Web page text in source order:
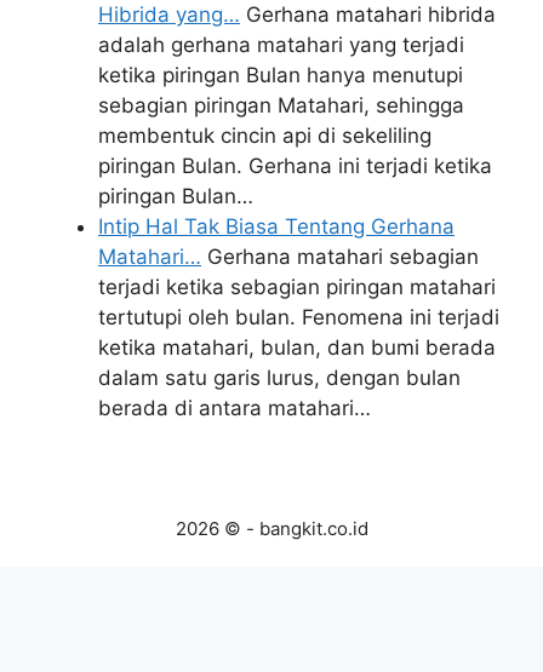
Hibrida yang… Gerhana matahari hibrida
adalah gerhana matahari yang terjadi
ketika piringan Bulan hanya menutupi
sebagian piringan Matahari, sehingga
membentuk cincin api di sekeliling
piringan Bulan. Gerhana ini terjadi ketika
piringan Bulan…
Intip Hal Tak Biasa Tentang Gerhana
Matahari… Gerhana matahari sebagian
terjadi ketika sebagian piringan matahari
tertutupi oleh bulan. Fenomena ini terjadi
ketika matahari, bulan, dan bumi berada
dalam satu garis lurus, dengan bulan
berada di antara matahari…
2026 © - bangkit.co.id